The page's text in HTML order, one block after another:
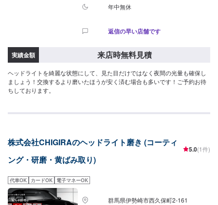
年中無休
返信の早い店舗です
実績金額 来店時無料見積
ヘッドライトを綺麗な状態にして、見た目だけではなく夜間の光量も確保し
ましょう！交換するより磨いたほうが安く済む場合も多いです！ご予約お待
ちしております。
株式会社CHIGIRAのヘッドライト磨き (コーティ
ング・研磨・黄ばみ取り)
5.0(1件)
代車OK カードOK 電子マネーOK
群馬県伊勢崎市西久保町2-161